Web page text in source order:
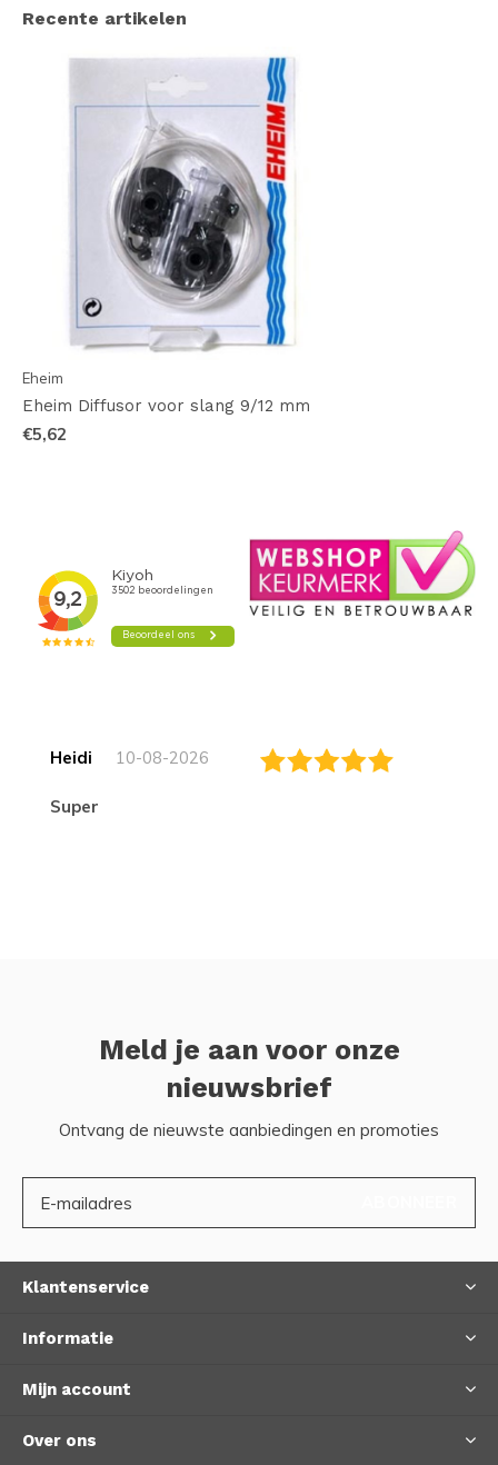
Recente artikelen
Eheim
Eheim Diffusor voor slang 9/12 mm
€5,62
Heidi 10-08-2026
Super
Meld je aan voor onze
nieuwsbrief
Ontvang de nieuwste aanbiedingen en promoties
Klantenservice
Informatie
Mijn account
Over ons